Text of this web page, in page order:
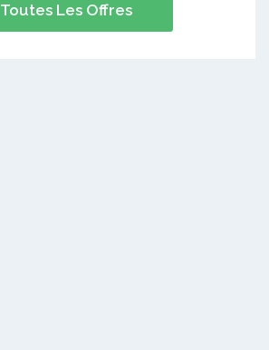
Toutes Les Offres